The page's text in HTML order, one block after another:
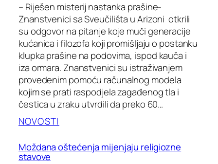
– Riješen misterij nastanka prašine-
Znanstvenici sa Sveučilišta u Arizoni otkrili
su odgovor na pitanje koje muči generacije
kućanica i filozofa koji promišljaju o postanku
klupka prašine na podovima, ispod kauča i
iza ormara. Znanstvenici su istraživanjem
provedenim pomoću računalnog modela
kojim se prati raspodjela zagađenog tla i
čestica u zraku utvrdili da preko 60…
NOVOSTI
Moždana oštećenja mijenjaju religiozne
stavove